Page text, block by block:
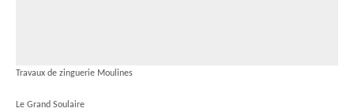
Travaux de zinguerie Moulines
Le Grand Soulaire